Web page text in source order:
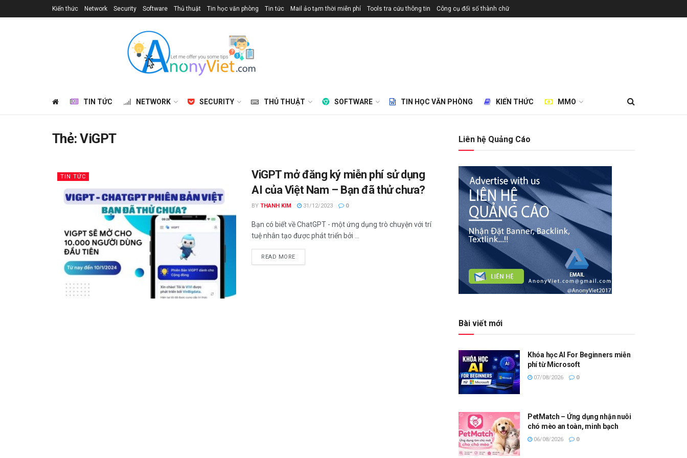
Kiến thức Network Security Software Thủ thuật Tin học văn phòng Tin tức Mail ảo tạm thời miễn phí Tools tra cứu thông tin Công cụ đổi số thành chữ
TIN TỨC NETWORK SECURITY THỦ THUẬT SOFTWARE TIN HỌC VĂN PHÒNG KIẾN THỨC MMO
Thẻ:ViGPT
TIN TỨC
ViGPT mở đăng ký miễn phí sử dụng
AI của Việt Nam – Bạn đã thử chưa?
BY THANH KIM 31/12/2023 0
Bạn có biết về ChatGPT - một ứng dụng trò chuyện với trí
tuệ nhân tạo được phát triển bởi ...
READ MOREDETAILS
Liên hệ Quảng Cáo
Bài viết mới
Khóa học AI For Beginners miễn
phí từ Microsoft
07/08/2026 0
PetMatch – Ứng dụng nhận nuôi
chó mèo an toàn, minh bạch
06/08/2026 0